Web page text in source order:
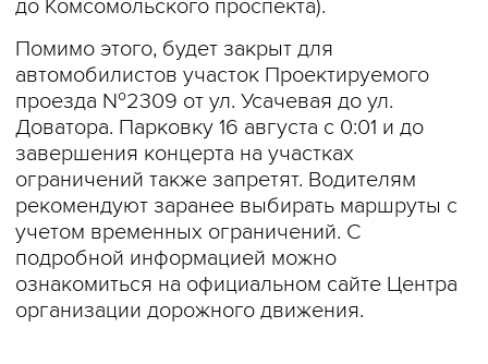
до Комсомольского проспекта).
Помимо этого, будет закрыт для
автомобилистов участок Проектируемого
проезда №2309 от ул. Усачевая до ул.
Доватора. Парковку 16 августа с 0:01 и до
завершения концерта на участках
ограничений также запретят. Водителям
рекомендуют заранее выбирать маршруты с
учетом временных ограничений. С
подробной информацией можно
ознакомиться на официальном сайте Центра
организации дорожного движения.